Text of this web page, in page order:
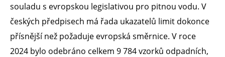
souladu s evropskou legislativou pro pitnou vodu. V
českých předpisech má řada ukazatelů limit dokonce
přísnější než požaduje evropská směrnice. V roce
2024 bylo odebráno celkem 9 784 vzorků odpadních,